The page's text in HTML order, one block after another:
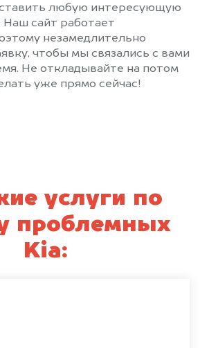
любую интересующую
сайт работает
незамедлительно
чтобы мы связались с вами
Не откладывайте на потом
уже прямо сейчас!
услуги по
проблемных
Kia: